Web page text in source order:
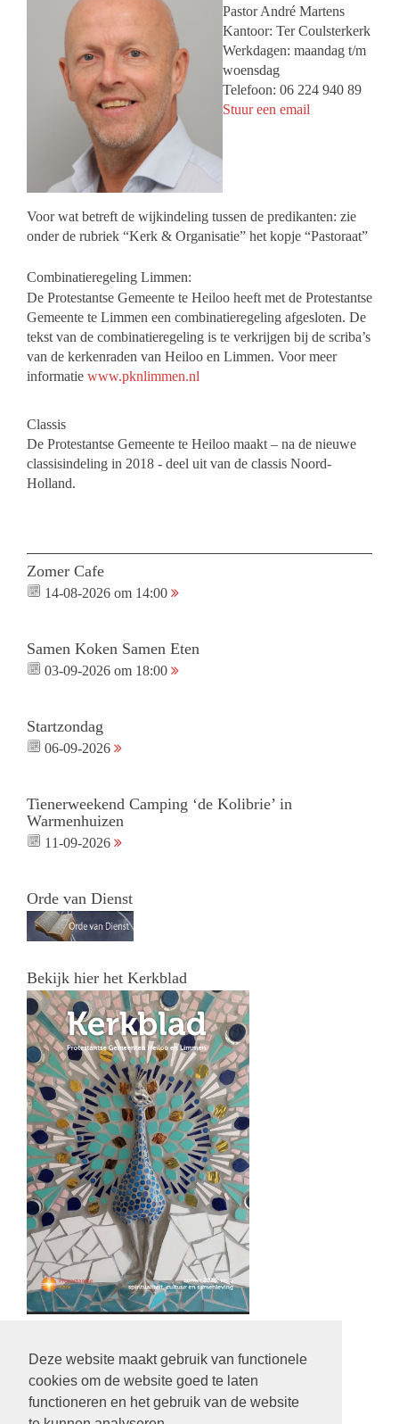
Deze website maakt gebruik van functionele
cookies om de website goed te laten
functioneren en het gebruik van de website
Pastor André Martens
Kantoor: Ter Coulsterkerk
Werkdagen: maandag t/m
woensdag
Telefoon: 06 224 940 89
Stuur een email
Voor wat betreft de wijkindeling tussen de predikanten: zie
onder de rubriek “Kerk & Organisatie” het kopje “Pastoraat”
Combinatieregeling Limmen:
De Protestantse Gemeente te Heiloo heeft met de Protestantse
Gemeente te Limmen een combinatieregeling afgesloten. De
tekst van de combinatieregeling is te verkrijgen bij de scriba’s
van de kerkenraden van Heiloo en Limmen. Voor meer
informatie www.pknlimmen.nl
Classis
De Protestantse Gemeente te Heiloo maakt – na de nieuwe
classisindeling in 2018 - deel uit van de classis Noord-
Holland.
Zomer Cafe
14-08-2026 om 14:00
Samen Koken Samen Eten
03-09-2026 om 18:00
Startzondag
06-09-2026
Tienerweekend Camping ‘de Kolibrie’ in
Warmenhuizen
11-09-2026
Orde van Dienst
Bekijk hier het Kerkblad
Privacystatement
Klik hier voor ons privacystatement